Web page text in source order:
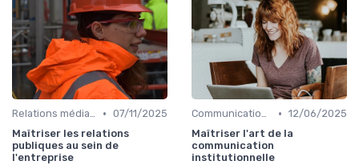
Relations médias & presse • 07/11/2025
Maîtriser les relations
publiques au sein de
l'entreprise
Communication institutionnelle • 12/06/2025
Maîtriser l'art de la
communication
institutionnelle